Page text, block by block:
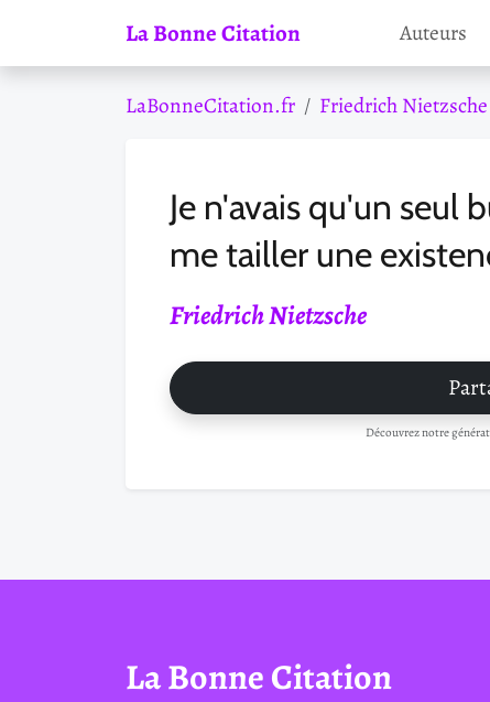
La Bonne Citation Auteurs
LaBonneCitation.fr Friedrich Nietzsche
Je n'avais qu'un seul
me tailler une
Friedrich Nietzsche
Découvrez notre
La Bonne Citation